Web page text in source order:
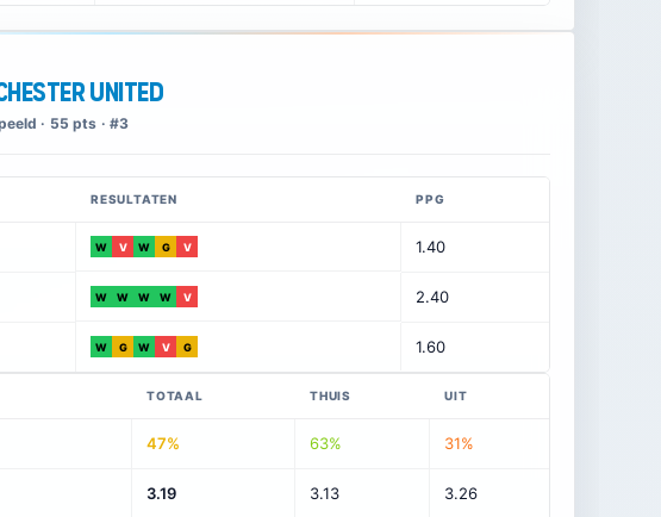
United
· 55 pts · #3
RESULTATEN PPG
W V W G V 1.40
W W W W V 2.40
W G W V G 1.60
TOTAAL THUIS UIT
47% 63% 31%
3.19 3.13 3.26